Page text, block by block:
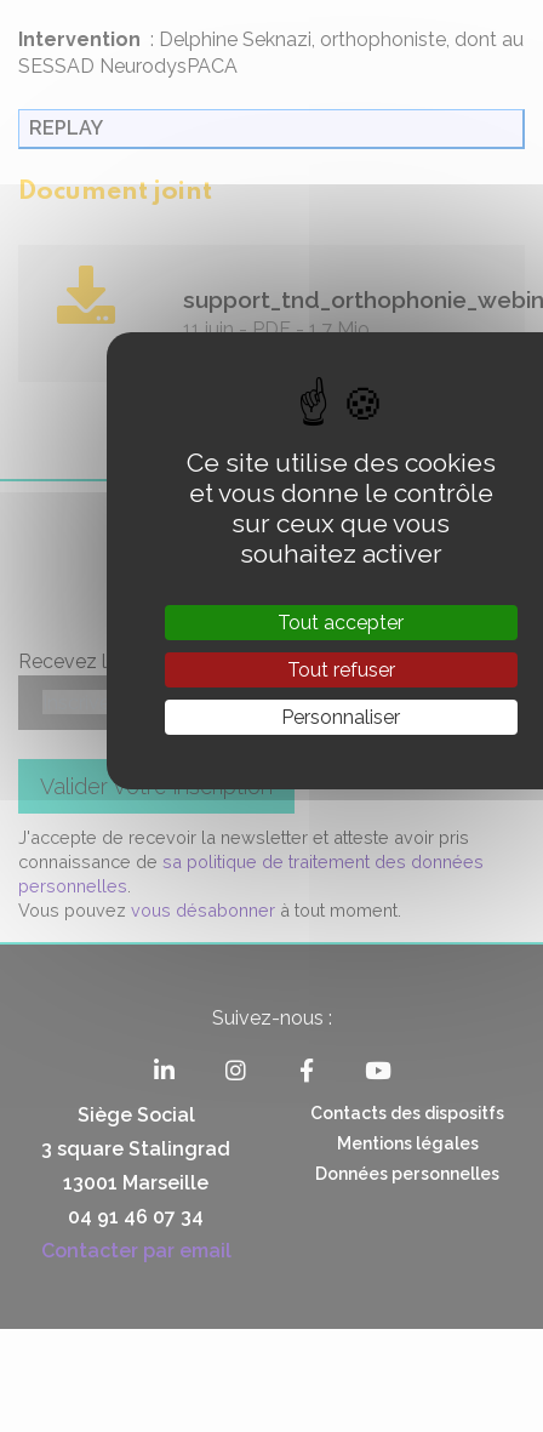
Intervention : Delphine Seknazi, orthophoniste, dont au
SESSAD NeurodysPACA
REPLAY
Document joint
11 juin-PDF-1.7 Mio
LA LETTRE
Recevez l'essentiel en un clic
Valider votre inscription
J'accepte de recevoir la newsletter et atteste avoir pris
connaissance de sa politique de traitement des données
personnelles
Vous pouvez vous désabonner à tout moment.
Suivez-nous :
Siège Social
3 square Stalingrad
13001 Marseille
04 91 46 07 34
Contacter par email
Contacts des dispositfs
Mentions légales
Données personnelles
Ce site utilise des cookies
et vous donne le contrôle
sur ceux que vous
souhaitez activer
Tout accepter
Tout refuser
Personnaliser